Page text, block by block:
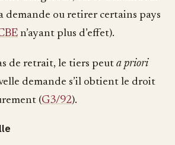
demande ou retirer certains pays
n’ayant plus d’effet).
de retrait, le tiers peut a priori
demande s’il obtient le droit
(G3/92).